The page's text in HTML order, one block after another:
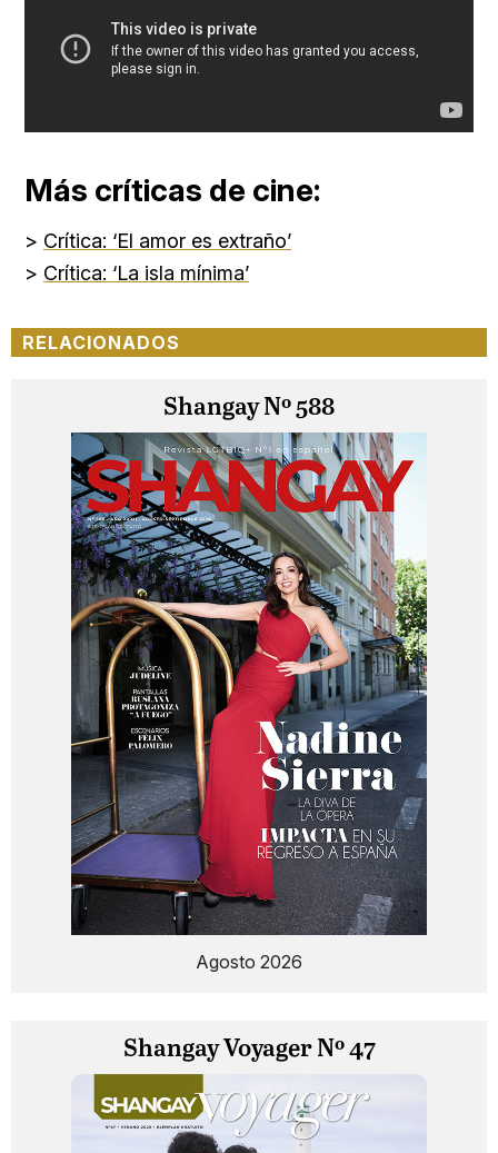
Más críticas de cine:
> Crítica: ‘El amor es extraño’
> Crítica: ‘La isla mínima’
RELACIONADOS
Shangay Nº 588
Agosto 2026
Shangay Voyager Nº 47